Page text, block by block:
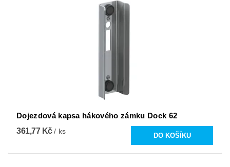
Dojezdová kapsa hákového zámku Dock 62
361,77 Kč/ ks